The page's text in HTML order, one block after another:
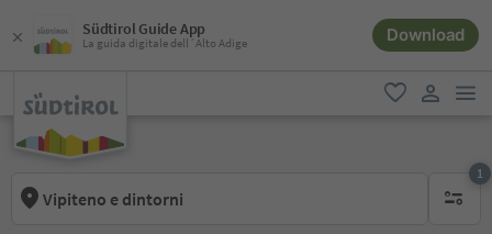
Südtirol Guide App
La guida digitale dell´Alto Adige Download
favoriti
Vipiteno e dintorni
1
1 filtro